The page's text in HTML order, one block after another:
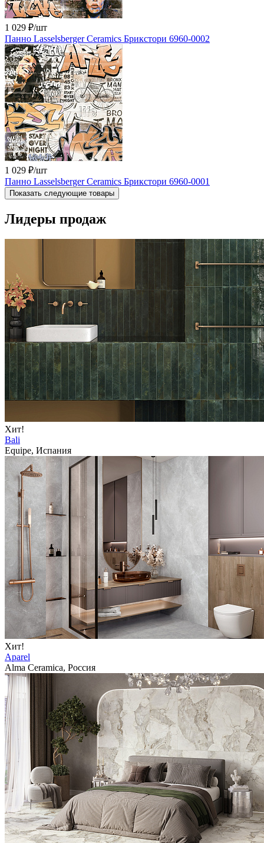
1 029 ₽/шт
Панно Lasselsberger Ceramics Брикстори 6960-0002
1 029 ₽/шт
Панно Lasselsberger Ceramics Брикстори 6960-0001
Показать следующие товары
Лидеры продаж
Хит!
Bali
Equipe, Испания
Хит!
Aparel
Alma Ceramica, Россия